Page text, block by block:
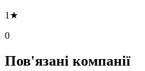
1★
0
Пов'язані компанії